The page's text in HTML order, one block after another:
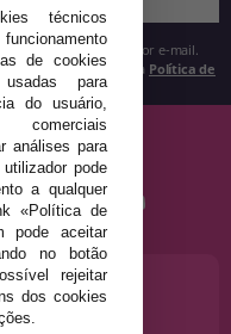
e tendências por e-mail.
estipulado na Política de
técnicos
de cookies
para
do usuário,
análises para
pode
a qualquer
«Política de
pode aceitar
no botão
rejeitar
dos cookies